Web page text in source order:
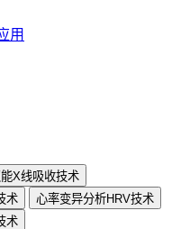
用
X线吸收技术
术
心率变异分析HRV技术
术